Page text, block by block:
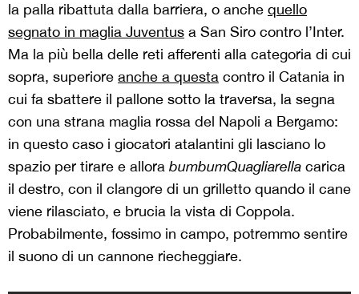
la palla ribattuta dalla barriera, o anche quello
segnato in maglia Juventus a San Siro contro l’Inter.
Ma la più bella delle reti afferenti alla categoria di cui
sopra, superiore anche a questa contro il Catania in
cui fa sbattere il pallone sotto la traversa, la segna
con una strana maglia rossa del Napoli a Bergamo:
in questo caso i giocatori atalantini gli lasciano lo
spazio per tirare e allora bumbumQuagliarella carica
il destro, con il clangore di un grilletto quando il cane
viene rilasciato, e brucia la vista di Coppola.
Probabilmente, fossimo in campo, potremmo sentire
il suono di un cannone riecheggiare.